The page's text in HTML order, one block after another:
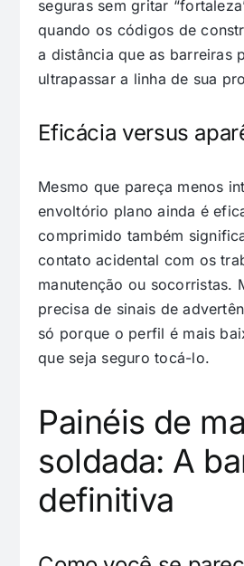
seguras sem gritar
quando os códigos de
a distância que as barreiras
ultrapassar a linha de sua
Eficácia versus
Mesmo que pareça menos
envoltório plano ainda é
comprimido também
contato acidental com os
manutenção ou socorristas.
precisa de sinais de
só porque o perfil é mais
que seja seguro tocá-lo.
Painéis de
soldada: A
definitiva